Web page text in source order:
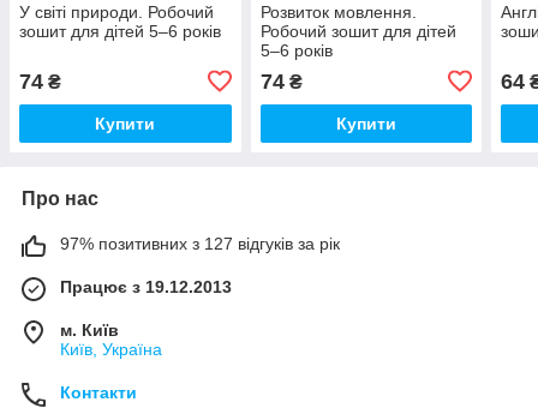
У світі природи. Робочий
зошит для дітей 5–6 років
74 ₴
Купити
Розвиток мовлення.
Робочий зошит для дітей
5–6 років
74₴
Купити
64
Про нас
97% позитивних з 127 відгуків за рік
Працює з 19.12.2013
м. Київ
Київ, Україна
Контакти